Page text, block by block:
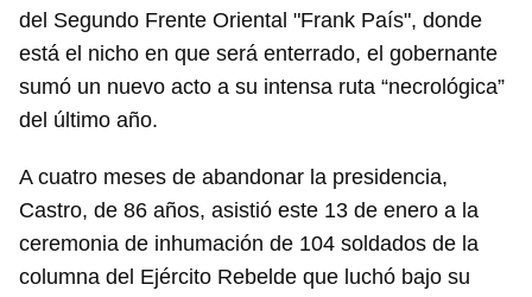
del Segundo Frente Oriental "Frank País", donde
está el nicho en que será enterrado, el gobernante
sumó un nuevo acto a su intensa ruta “necrológica”
del último año.
A cuatro meses de abandonar la presidencia,
Castro, de 86 años, asistió este 13 de enero a la
ceremonia de inhumación de 104 soldados de la
columna del Ejército Rebelde que luchó bajo su